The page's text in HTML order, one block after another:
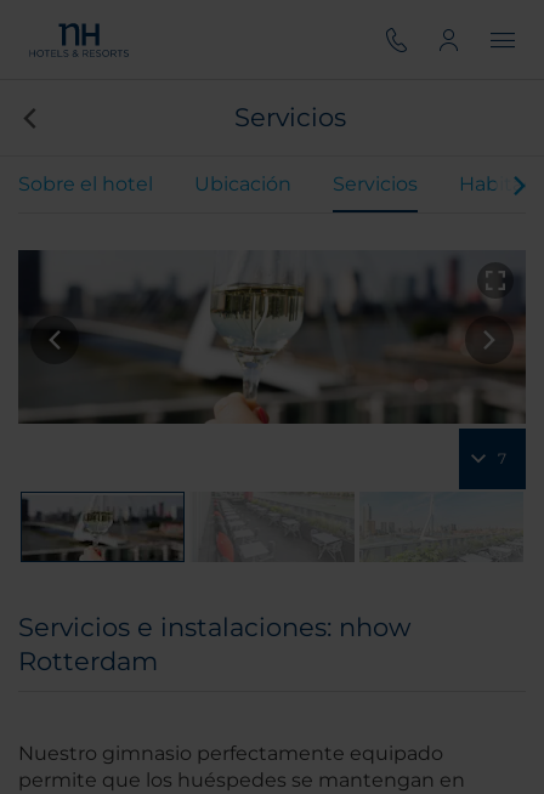
Servicios
Sobre el hotel Ubicación Servicios
7
Servicios e instalaciones: nhow
Rotterdam
Nuestro gimnasio perfectamente equipado
permite que los huéspedes se mantengan en